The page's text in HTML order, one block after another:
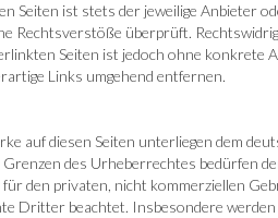
Seiten ist stets der jeweilige Anbieter
Rechtsverstöße überprüft.
Seiten ist jedoch ohne konkrete
Links umgehend entfernen.
auf diesen Seiten unterliegen dem
des Urheberrechtes bedürfen
den privaten, nicht kommerziellen
Dritter beachtet. Insbesondere